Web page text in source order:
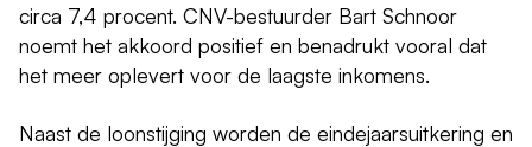
circa 7,4 procent. CNV-bestuurder Bart Schnoor
noemt het akkoord positief en benadrukt vooral dat
het meer oplevert voor de laagste inkomens.
Naast de loonstijging worden de eindejaarsuitkering en